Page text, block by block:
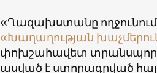
«Ղազախստանը ողջունում
«Խաղաղության
փոխշահավետ
ասված է ստորագրված